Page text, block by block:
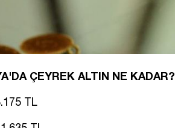
ÇEYREK ALTIN NE KADAR?
TL